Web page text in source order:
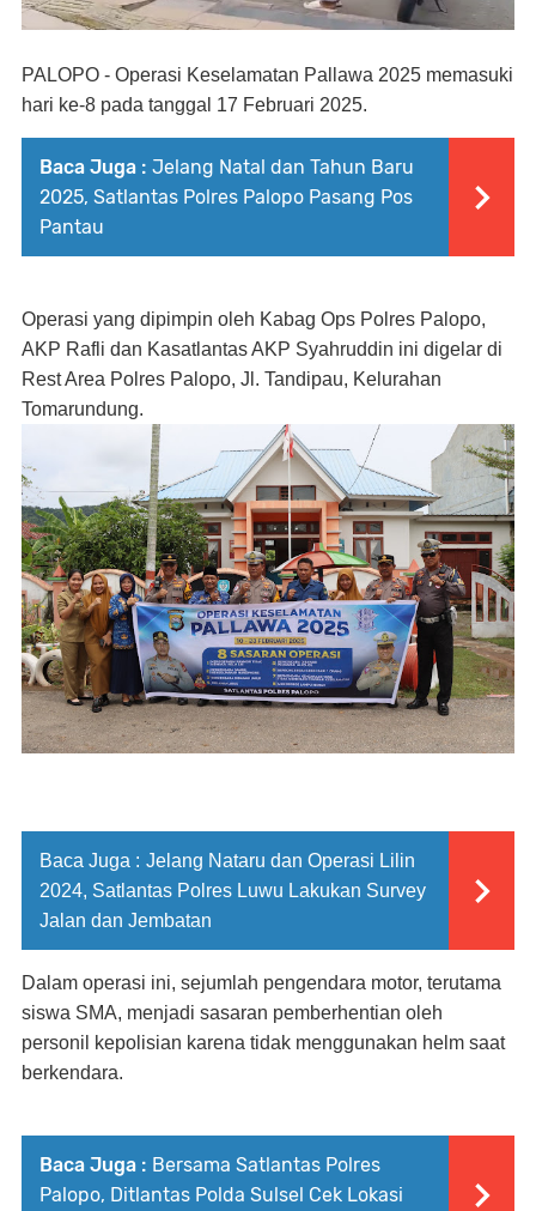
PALOPO - Operasi Keselamatan Pallawa 2025 memasuki
hari ke-8 pada tanggal 17 Februari 2025.
Baca Juga : Jelang Natal dan Tahun Baru
2025, Satlantas Polres Palopo Pasang Pos
Pantau
Operasi yang dipimpin oleh Kabag Ops Polres Palopo,
AKP Rafli dan Kasatlantas AKP Syahruddin ini digelar di
Rest Area Polres Palopo, Jl. Tandipau, Kelurahan
Tomarundung.
Baca Juga : Jelang Nataru dan Operasi Lilin
2024, Satlantas Polres Luwu Lakukan Survey
Jalan dan Jembatan
Dalam operasi ini, sejumlah pengendara motor, terutama
siswa SMA, menjadi sasaran pemberhentian oleh
personil kepolisian karena tidak menggunakan helm saat
berkendara.
Baca Juga : Bersama Satlantas Polres
Palopo, Ditlantas Polda Sulsel Cek Lokasi